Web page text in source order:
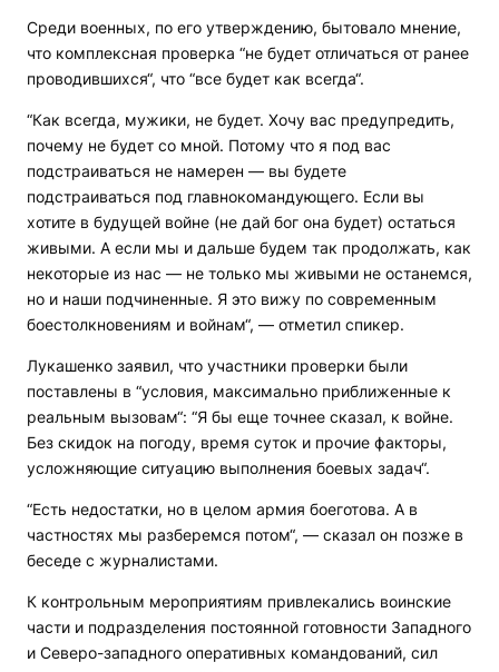
Среди военных, по его утверждению, бытовало мнение,
что комплексная проверка “не будет отличаться от ранее
проводившихся“, что “все будет как всегда“.
“Как всегда, мужики, не будет. Хочу вас предупредить,
почему не будет со мной. Потому что я под вас
подстраиваться не намерен — вы будете
подстраиваться под главнокомандующего. Если вы
хотите в будущей войне (не дай бог она будет) остаться
живыми. А если мы и дальше будем так продолжать, как
некоторые из нас — не только мы живыми не останемся,
но и наши подчиненные. Я это вижу по современным
боестолкновениям и войнам“, — отметил спикер.
Лукашенко заявил, что участники проверки были
поставлены в “условия, максимально приближенные к
реальным вызовам“: “Я бы еще точнее сказал, к войне.
Без скидок на погоду, время суток и прочие факторы,
усложняющие ситуацию выполнения боевых задач“.
“Есть недостатки, но в целом армия боеготова. А в
частностях мы разберемся потом“, — сказал он позже в
беседе с журналистами.
К контрольным мероприятиям привлекались воинские
части и подразделения постоянной готовности Западного
и Северо-западного оперативных командований, сил